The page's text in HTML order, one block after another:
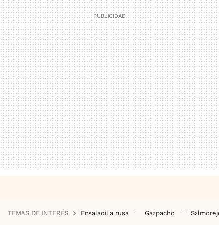
TEMAS DE INTERÉS Ensaladilla rusa Gazpacho